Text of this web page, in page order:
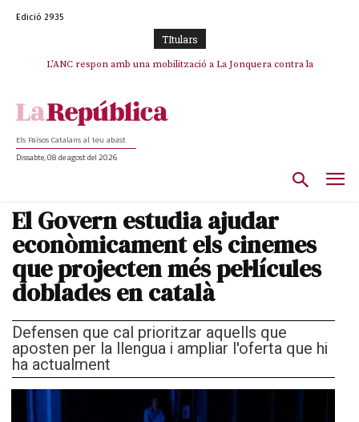
Edició 2935
TItulars
L’ANC respon amb una mobilització a La Jonquera contra la
Els Països Catalans al teu abast
Dissabte, 08 de agost del 2026
El Govern estudia ajudar
econòmicament els cinemes
que projecten més pel·lícules
doblades en català
Defensen que cal prioritzar aquells que
aposten per la llengua i ampliar l'oferta que hi
ha actualment